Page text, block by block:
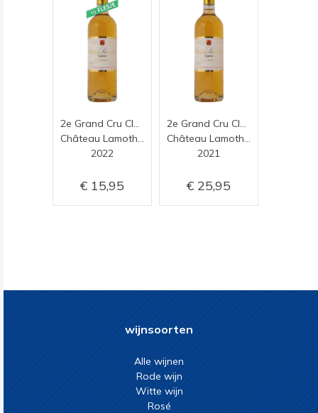
2022
15,95
2021
25,95
wijnsoorten
Alle wijnen
Rode wijn
Witte wijn
Rosé